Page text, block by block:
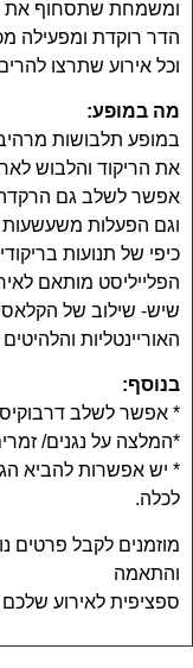
ומשמחת שתסחוף את
הדר רוקדת ומפעילה
וכל אירוע שתרצו
מה במופע:
במופע תלבושות
את הריקוד והלבוש
אפשר לשלב גם
וגם הפעלות משעשעות
כיפי של תנועות
הפלייליסט מותאם
שיש- שילוב של
האוריינטליות
בנוסף:
* אפשר לשלב
*המלצה על נגנים/
* יש אפשרות להביא
לכלה.
מוזמנים לקבל פרטים
והתאמה
ספציפית לאירוע